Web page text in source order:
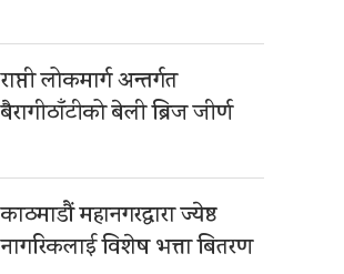
राप्ती लोकमार्ग अन्तर्गत
बैरागीठाँटीको बेली ब्रिज जीर्ण
काठमाडौं महानगरद्वारा ज्येष्ठ
नागरिकलाई विशेष भत्ता बितरण